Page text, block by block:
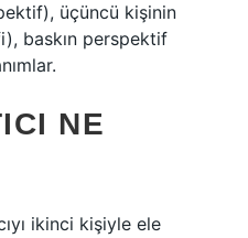
üçüncü kişinin
baskın perspektif
NE
ikinci kişiyle ele